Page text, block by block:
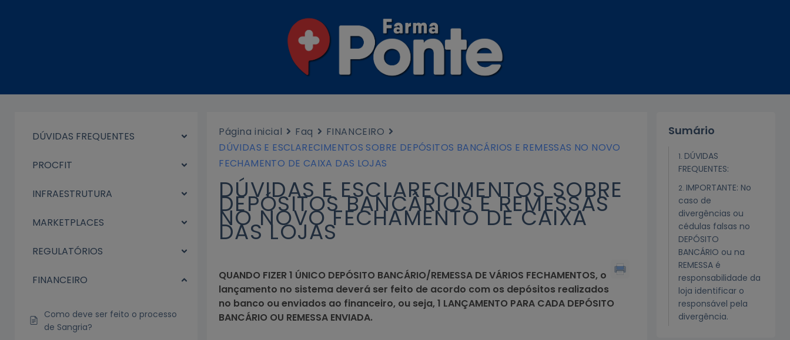
DÚVIDAS FREQUENTES
PROCFIT
INFRAESTRUTURA
MARKETPLACES
REGULATÓRIOS
FINANCEIRO
Como deve ser feito o processo
de Sangria?
Página inicial Faq
FINANCEIRO
DÚVIDAS E ESCLARECIMENTOS SOBRE DEPÓSITOS BANCÁRIOS E REMESSAS NO NOVO
FECHAMENTO DE CAIXA DAS LOJAS
DÚVIDAS E ESCLARECIMENTOS SOBRE
DEPÓSITOS BANCÁRIOS E REMESSAS
NO NOVO FECHAMENTO DE CAIXA
DAS LOJAS
QUANDO FIZER 1 ÚNICO DEPÓSITO BANCÁRIO/REMESSA DE VÁRIOS FECHAMENTOS, o
lançamento no sistema deverá ser feito de acordo com os depósitos realizados
no banco ou enviados ao financeiro, ou seja, 1 LANÇAMENTO PARA CADA DEPÓSITO
BANCÁRIO OU REMESSA ENVIADA.
Sumário
DÚVIDAS
FREQUENTES:
IMPORTANTE: No
caso de
divergências ou
cédulas falsas no
DEPÓSITO
BANCÁRIO ou na
REMESSA é
responsabilidade da
loja identificar o
responsável pela
divergência.